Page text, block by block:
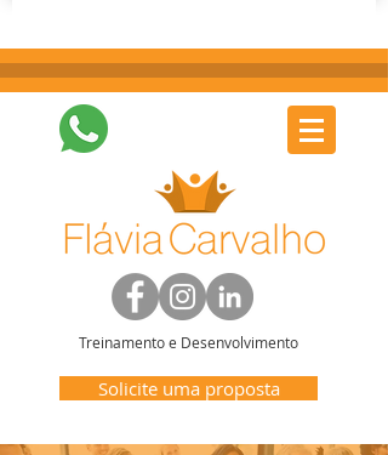
Treinamento e Desenvolvimento
Solicite uma proposta